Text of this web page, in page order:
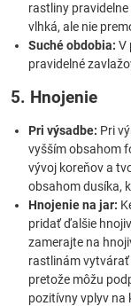
rastliny
vlhká, ale nie
Suché obdobia: V
pravidelné
5. Hnojenie
Pri výsadbe: Pri
vyšším obsahom
vývoj koreňov a
obsahom dusíka,
Hnojenie na jar:
pridať ďalšie
zamerajte na
rastlinám vytvárať
pretože môžu
pozitívny vplyv na